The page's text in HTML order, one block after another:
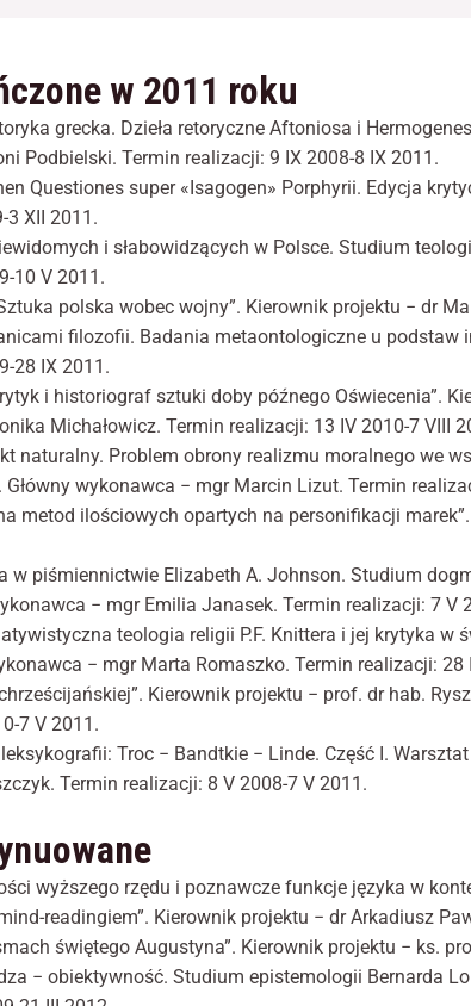
w 2011 roku
grecka. Dzieła retoryczne Aftoniosa i
Podbielski. Termin realizacji: 9 IX 2008-8 IX 2011.
Questiones super «Isagogen» Porphyrii. Edycja
3 XII 2011.
i słabowidzących w Polsce. Studium
10 V 2011.
polska wobec wojny”. Kierownik projektu − dr
filozofii. Badania metaontologiczne u pod­staw
28 IX 2011.
i historiograf sztuki doby późnego Oświe­cenia”.
Michałowicz. Termin realizacji: 13 IV 2010-7 VIII
naturalny. Problem obrony realizmu moralnego we
Główny wykonawca − mgr Marcin Lizut. Termin
metod ilościowych opartych na personifikacji
w piśmiennictwie Elizabeth A. Johnson. Studium
− mgr Emilia Janasek. Termin realizacji: 7 V
teologia religii P.F. Knittera i jej kry­tyka
− mgr Marta Romaszko. Ter­min realizacji: 28
Kierownik projektu − prof. dr hab.
7 V 2011.
Troc − Bandtkie − Linde. Część I.
Termin realizacji: 8 V 2008-7 V 2011.
wyższego rzędu i poznawcze funkcje języka w
readingiem”. Kierownik projektu − dr Arkadiusz
świętego Augustyna”. Kierownik projektu − ks.
− obiektywność. Studium epistemologii Bernarda
Te pliki
one
do
Abyśmy
poprawić
i
strony
na
tego, jak
strona
używana.
działała
twojego
przejścia
Jeśli